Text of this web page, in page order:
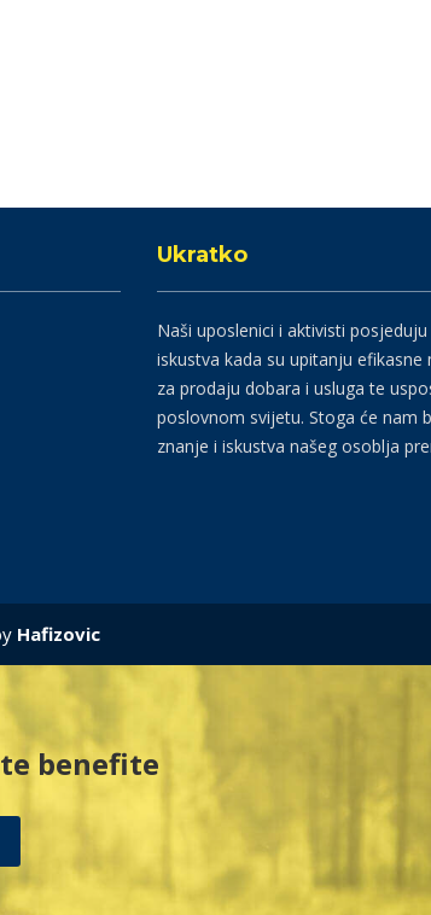
Ukratko
Naši uposlenici i aktivisti
iskustva kada su upitanju efikasne
za prodaju dobara i usluga te
poslovnom svijetu. Stoga će nam
znanje i iskustva našeg osoblja
Hafizovic
benefite